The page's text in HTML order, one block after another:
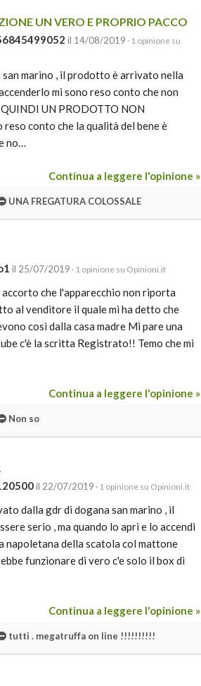
UN VERO E PROPRIO PACCO
il 14/08/2019 · 1 opinione su
marino , il prodotto è arrivato nella
mi sono reso conto che non
UN PRODOTTO NON
conto che la qualità del bene è
no…
Continua a leggere l'opinione »
UNA FREGATURA COLOSSALE
il 25/07/2019 · 1 opinione su Opinioni.it
che l'apparecchio non riporta
al venditore il quale mi ha detto che
così dalla casa madre Mi pare una
c'è la scritta Registrato!! Temo che mi
Continua a leggere l'opinione »
Non so
il 22/07/2019 · 1 opinione su Opinioni.it
dalla gdr di dogana san marino , il
serio , ma quando lo apri e lo accendi
napoletana della scatola col mattone
funzionare di vero c'e solo il box di
Continua a leggere l'opinione »
tutti . megatruffa on line !!!!!!!!!!